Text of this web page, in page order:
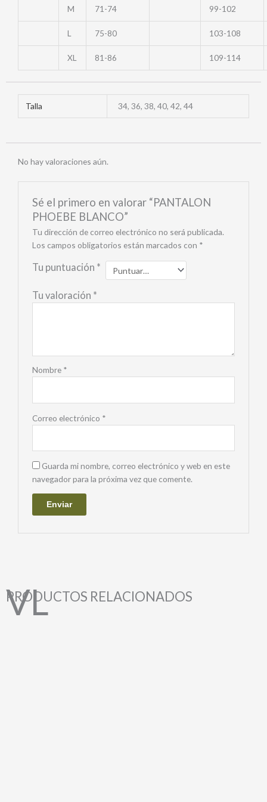
M 71-74 99-102
L 75-80 103-108
XL 81-86 109-114
Talla 34, 36, 38, 40, 42, 44
No hay valoraciones aún.
Sé el primero en valorar “PANTALON
PHOEBE BLANCO”
Tu dirección de correo electrónico no será publicada.
Los campos obligatorios están marcados con *
Tu puntuación *
Tu valoración *
Nombre *
Correo electrónico *
Guarda mi nombre, correo electrónico y web en este
navegador para la próxima vez que comente.
PRODUCTOS RELACIONADOS